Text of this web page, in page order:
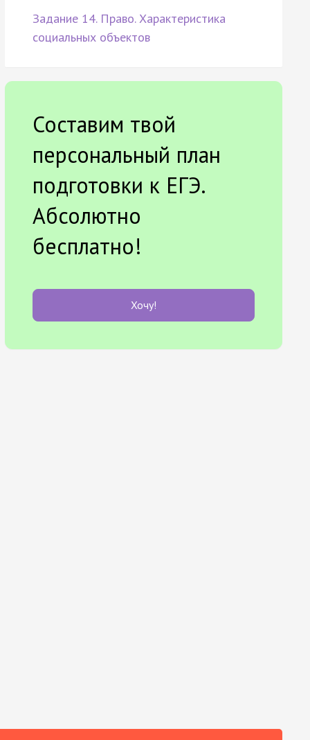
Задание 14. Право. Характеристика
социальных объектов
Составим твой
персональный план
подготовки к ЕГЭ.
Абсолютно
бесплатно!
Хочу!